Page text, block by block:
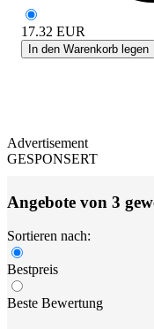
17.32 EUR
In den Warenkorb legen
Advertisement
GESPONSERT
Angebote von 3
Sortieren nach:
Bestpreis
Beste Bewertung